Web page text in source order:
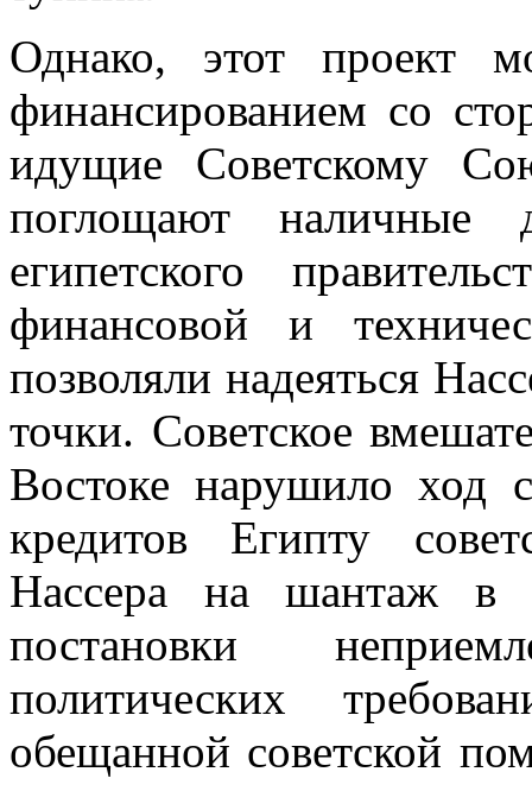
Однако, этот проект
финансированием со
идущие Советскому
поглощают наличные
египетского
финансовой и
позволяли надеяться
точки. Советское
Востоке нарушило ход
кредитов Египту
Нассера на шантаж в
постановки
политических
обещанной советской